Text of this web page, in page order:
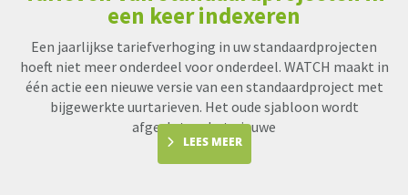
een keer indexeren
Een jaarlijkse tariefverhoging in uw standaardprojecten
hoeft niet meer onderdeel voor onderdeel. WATCH maakt in
één actie een nieuwe versie van een standaardproject met
bijgewerkte uurtarieven. Het oude sjabloon wordt
afgesloten, het nieuwe
LEES MEER